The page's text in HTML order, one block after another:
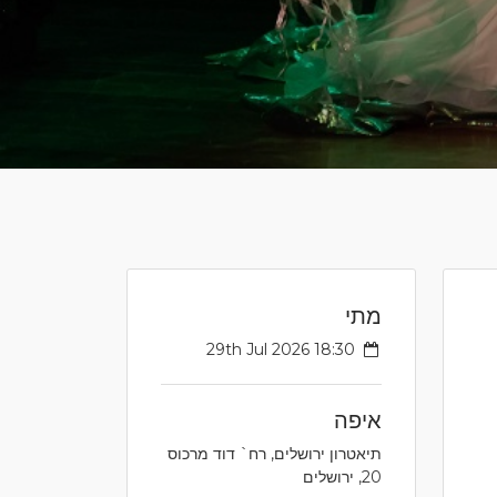
מתי
איפה
תיאטרון ירושלים, רח` דוד מרכוס
20, ירושלים